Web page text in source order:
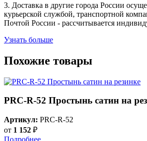
3. Доставка в другие города России
курьерской службой, транспортной
Почтой России - рассчитывается
Узнать больше
Похожие товары
PRC-R-52 Простынь сатин на
Артикул: PRC-R-52
от 1 152 ₽
Подробнее